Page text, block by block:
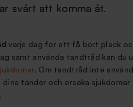
svårt att komma åt.
varje dag för att få bort plack
samt använda tandtråd kan du
. Om tandtråd inte
tänder och orsaka sjukdomar